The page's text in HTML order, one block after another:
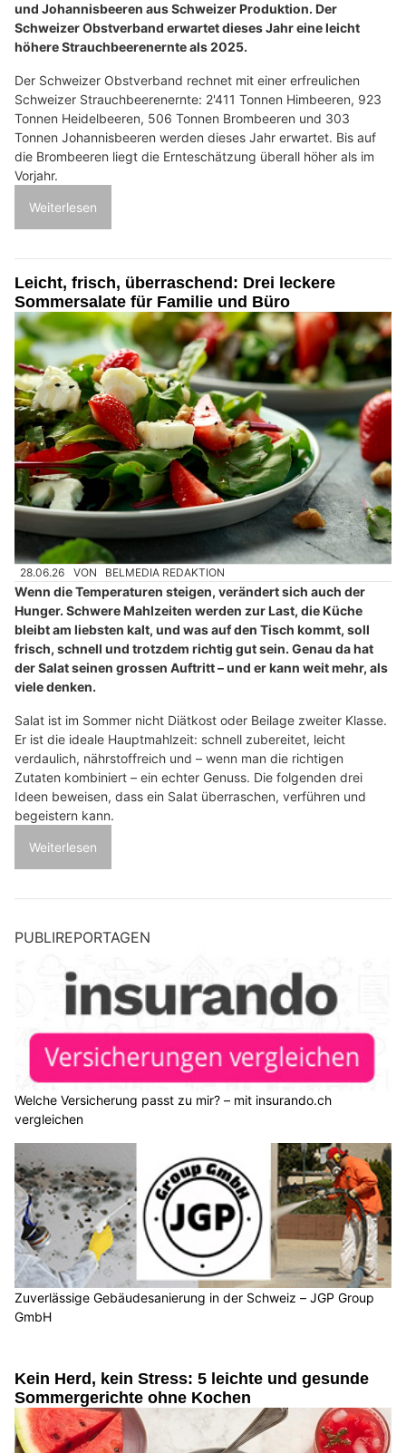
und Johannisbeeren aus Schweizer Produktion. Der
Schweizer Obstverband erwartet dieses Jahr eine leicht
höhere Strauchbeerenernte als 2025.
Der Schweizer Obstverband rechnet mit einer erfreulichen
Schweizer Strauchbeerenernte: 2'411 Tonnen Himbeeren, 923
Tonnen Heidelbeeren, 506 Tonnen Brombeeren und 303
Tonnen Johannisbeeren werden dieses Jahr erwartet. Bis auf
die Brombeeren liegt die Ernteschätzung überall höher als im
Vorjahr.
Weiterlesen
Leicht, frisch, überraschend: Drei leckere
Sommersalate für Familie und Büro
28.06.26 VON BELMEDIA REDAKTION
Wenn die Temperaturen steigen, verändert sich auch der
Hunger. Schwere Mahlzeiten werden zur Last, die Küche
bleibt am liebsten kalt, und was auf den Tisch kommt, soll
frisch, schnell und trotzdem richtig gut sein. Genau da hat
der Salat seinen grossen Auftritt – und er kann weit mehr, als
viele denken.
Salat ist im Sommer nicht Diätkost oder Beilage zweiter Klasse.
Er ist die ideale Hauptmahlzeit: schnell zubereitet, leicht
verdaulich, nährstoffreich und – wenn man die richtigen
Zutaten kombiniert – ein echter Genuss. Die folgenden drei
Ideen beweisen, dass ein Salat überraschen, verführen und
begeistern kann.
Weiterlesen
PUBLIREPORTAGEN
Welche Versicherung passt zu mir? – mit insurando.ch
vergleichen
Zuverlässige Gebäudesanierung in der Schweiz – JGP Group
GmbH
Kein Herd, kein Stress: 5 leichte und gesunde
Sommergerichte ohne Kochen